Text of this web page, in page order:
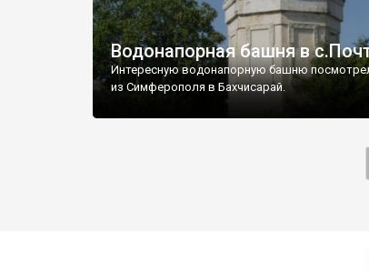
Водонапорная башня в
Интересную водонапорную башню
из Симферополя в Бахчисарай.